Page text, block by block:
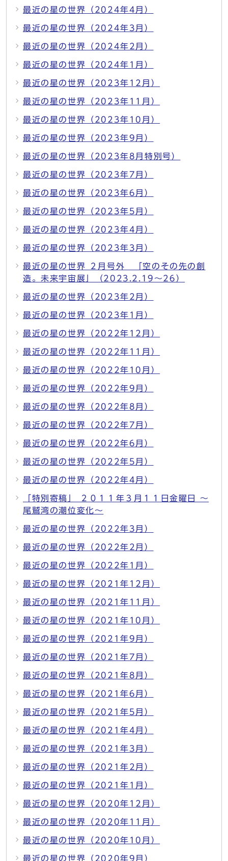
最近の星の世界（2024年4月）
最近の星の世界（2024年3月）
最近の星の世界（2024年2月）
最近の星の世界（2024年1月）
最近の星の世界（2023年12月）
最近の星の世界（2023年11月）
最近の星の世界（2023年10月）
最近の星の世界（2023年9月）
最近の星の世界（2023年8月特別号）
最近の星の世界（2023年7月）
最近の星の世界（2023年6月）
最近の星の世界（2023年5月）
最近の星の世界（2023年4月）
最近の星の世界（2023年3月）
最近の星の世界 ２月号外 「空のその先の創
造。未来宇宙展」（2023.2.19～26）
最近の星の世界（2023年2月）
最近の星の世界（2023年1月）
最近の星の世界（2022年12月）
最近の星の世界（2022年11月）
最近の星の世界（2022年10月）
最近の星の世界（2022年9月）
最近の星の世界（2022年8月）
最近の星の世界（2022年7月）
最近の星の世界（2022年6月）
最近の星の世界（2022年5月）
最近の星の世界（2022年4月）
「特別寄稿」 ２０１１年３月１１日金曜日 ～
尾鷲湾の潮位変化～
最近の星の世界（2022年3月）
最近の星の世界（2022年2月）
最近の星の世界（2022年1月）
最近の星の世界（2021年12月）
最近の星の世界（2021年11月）
最近の星の世界（2021年10月）
最近の星の世界（2021年9月）
最近の星の世界（2021年7月）
最近の星の世界（2021年8月）
最近の星の世界（2021年6月）
最近の星の世界（2021年5月）
最近の星の世界（2021年4月）
最近の星の世界（2021年3月）
最近の星の世界（2021年2月）
最近の星の世界（2021年1月）
最近の星の世界（2020年12月）
最近の星の世界（2020年11月）
最近の星の世界（2020年10月）
最近の星の世界（2020年9月）